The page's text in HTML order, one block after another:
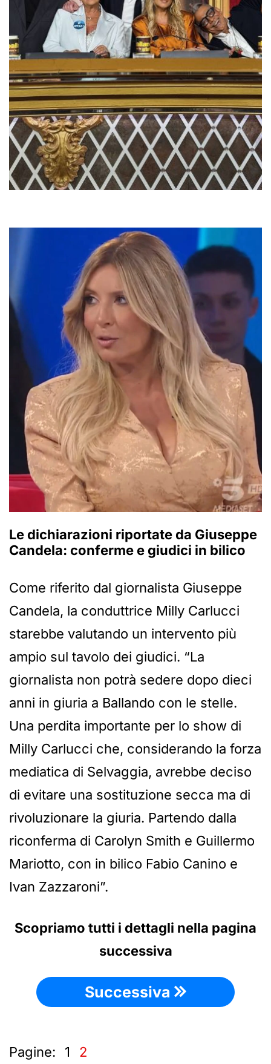
Le dichiarazioni riportate da Giuseppe
Candela: conferme e giudici in bilico
Come riferito dal giornalista Giuseppe
Candela, la conduttrice Milly Carlucci
starebbe valutando un intervento più
ampio sul tavolo dei giudici. “La
giornalista non potrà sedere dopo dieci
anni in giuria a Ballando con le stelle.
Una perdita importante per lo show di
Milly Carlucci che, considerando la forza
mediatica di Selvaggia, avrebbe deciso
di evitare una sostituzione secca ma di
rivoluzionare la giuria. Partendo dalla
riconferma di Carolyn Smith e Guillermo
Mariotto, con in bilico Fabio Canino e
Ivan Zazzaroni”.
Scopriamo tutti i dettagli nella pagina
successiva
Successiva
Pagine: 1 2